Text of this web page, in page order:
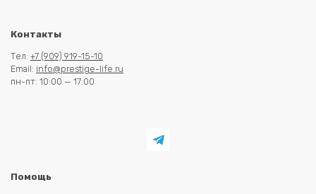
Контакты
Тел: +7 (909) 919-15-10
Email: info@prestige-life.ru
пн-пт: 10:00 — 17:00
Помощь